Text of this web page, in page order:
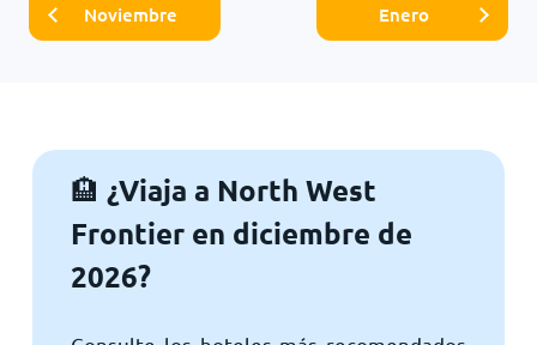
Noviembre Enero
🏨 ¿Viaja a North West
Frontier en diciembre de
2026?